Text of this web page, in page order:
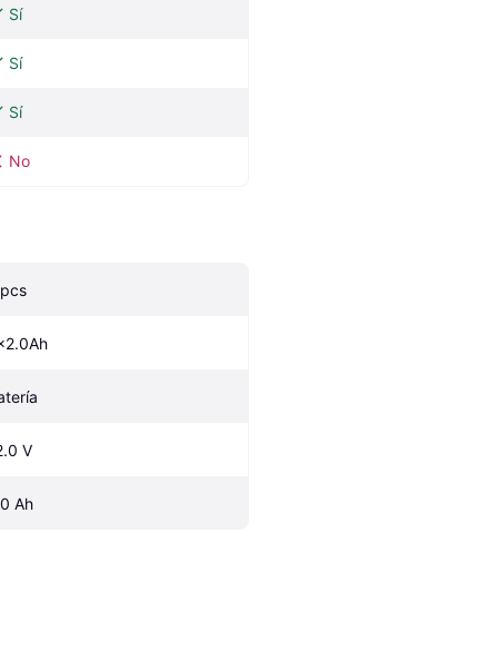
Sí
Sí
Sí
No
V
Ah